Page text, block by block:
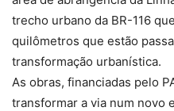
trecho urbano da BR-116
quilômetros que estão
transformação urbanística.
As obras, financiadas pelo
transformar a via num novo